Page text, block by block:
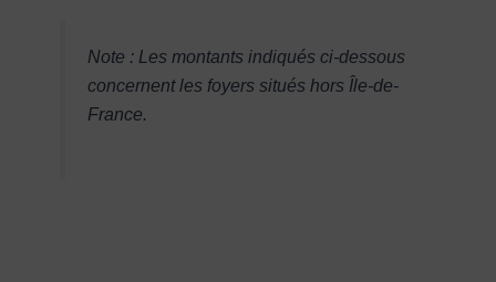
Note : Les montants indiqués ci-dessous
concernent les foyers situés hors Île-de-
France.